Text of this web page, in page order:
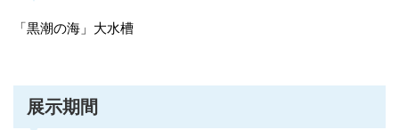
「黒潮の海」大水槽
展示期間